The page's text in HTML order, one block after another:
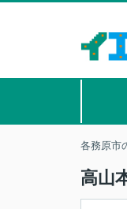
各務原市
高山